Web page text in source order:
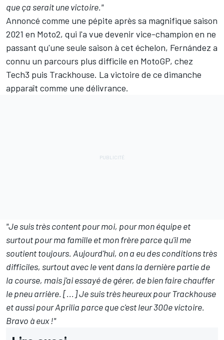
que ça serait une victoire."
Annoncé comme une pépite après sa magnifique saison
2021 en Moto2, qui l'a vue devenir vice-champion en ne
passant qu'une seule saison à cet échelon, Fernández a
connu un parcours plus difficile en MotoGP, chez
Tech3 puis Trackhouse. La victoire de ce dimanche
apparaît comme une délivrance.
"Je suis très content pour moi, pour mon équipe et
surtout pour ma famille et mon frère parce qu'il me
soutient toujours. Aujourd'hui, on a eu des conditions très
difficiles, surtout avec le vent dans la dernière partie de
la course, mais j'ai essayé de gérer, de bien faire chauffer
le pneu arrière. [...] Je suis très heureux pour Trackhouse
et aussi pour Aprilia parce que c'est leur 300e victoire.
Bravo à eux !"